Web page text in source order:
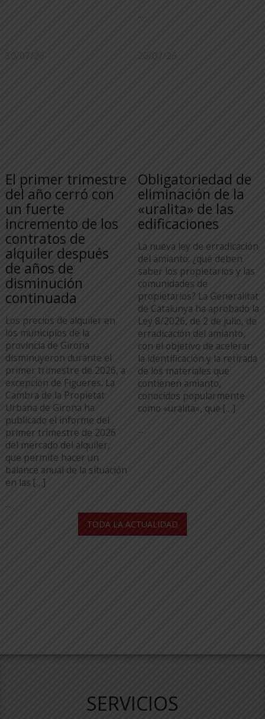
...
30/07/26
El primer trimestre
del año cerró con
un fuerte
incremento de los
contratos de
alquiler después
de años de
disminución
continuada
Los precios de alquiler en
los municipios de la
provincia de Girona
disminuyeron durante el
primer trimestre de 2026, a
excepción de Figueres. La
Cambra de la Propietat
Urbana de Girona ha
publicado el informe del
primer trimestre de 2026
del mercado del alquiler,
que permite hacer un
balance anual de la situación
en las […]
...
20/07/26
Obligatoriedad de
eliminación de la
«uralita» de las
edificaciones
La nueva ley de erradicación
del amianto: ¿qué deben
saber los propietarios y las
comunidades de
propietarios? La Generalitat
de Catalunya ha aprobado la
Ley 8/2026, de 2 de julio, de
erradicación del amianto,
con el objetivo de acelerar
la identificación y la retirada
de los materiales que
contienen amianto,
conocidos popularmente
como «uralita», que […]
...
TODA LA ACTUALIDAD
SERVICIOS